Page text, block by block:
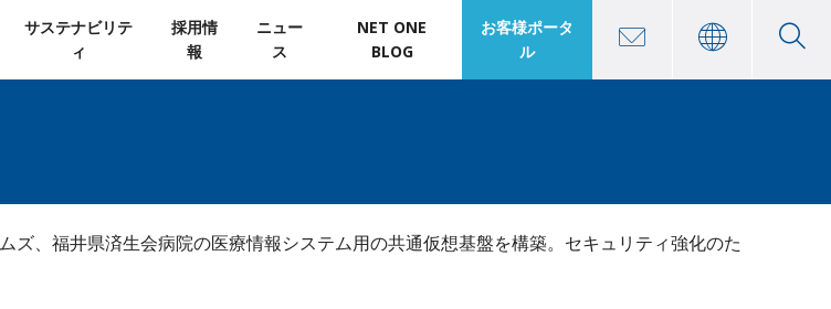
サステナビリテ
ィ
採用情
報
ニュー
ス
NET ONE
BLOG
お客様ポータ
ル
ズ、福井県済生会病院の医療情報システム用の共通仮想基盤を構築。セキュリティ強化のた